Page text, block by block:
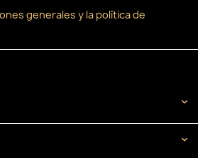
generales y la política de

